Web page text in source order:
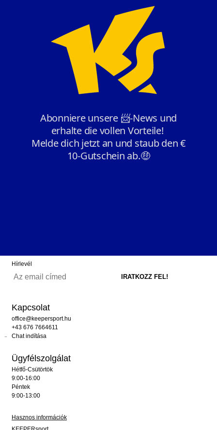
Hírlevél
Kapcsolat
office@keepersport.hu
+43 676 7664611
Chat indítása
Ügyfélszolgálat
Hétfő-Csütörtök
9:00-16:00
Péntek
9:00-13:00
Hasznos információk